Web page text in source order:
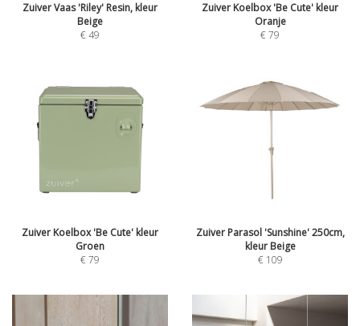
Zuiver Vaas 'Riley' Resin, kleur
Beige
€49
Zuiver Koelbox 'Be Cute' kleur
Oranje
€79
Zuiver Koelbox 'Be Cute' kleur
Groen
€79
Zuiver Parasol 'Sunshine' 250cm,
kleur Beige
€ 109